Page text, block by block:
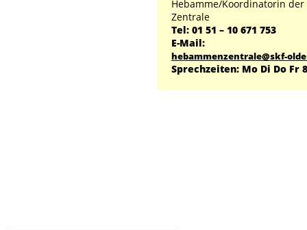
Hebamme/Koordinatorin der
Zentrale
Tel: 01 51 – 10 671 753
E-Mail:
hebammenzentrale@skf-
Sprechzeiten: Mo Di Do Fr